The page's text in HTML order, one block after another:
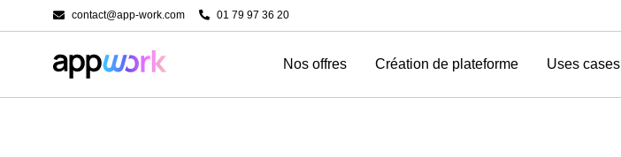
contact@app-work.com 01 79 97 36 20
Nos offres Création de plateforme Uses cases